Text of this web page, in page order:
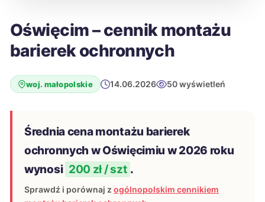
Oświęcim – cennik montażu
barierek ochronnych
woj. małopolskie 14.06.2026 50 wyświetleń
Średnia cena montażu barierek
ochronnych w Oświęcimiu w 2026 roku
wynosi 200 zł / szt .
Sprawdź i porównaj z ogólnopolskim cennikiem